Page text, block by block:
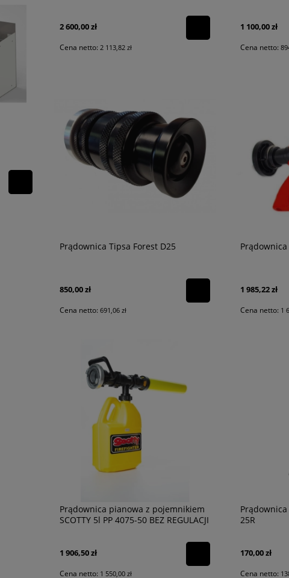
Chusteczki do czyszczenia i
dekontaminacji sprzętu
Zestaw
2 600,00 zł
Cena netto: 2 113,82 zł
1 100,00 zł
Cena netto:
Prądownica Tipsa Forest D25
850,00 zł
Cena netto: 691,06 zł
Prądownica
1 985,22 zł
Cena netto: 1
Prądownica pianowa z pojemnikiem
SCOTTY 5l PP 4075-50 BEZ REGULACJI
1 906,50 zł
Cena netto: 1 550,00 zł
25R
170,00 zł
Cena netto: